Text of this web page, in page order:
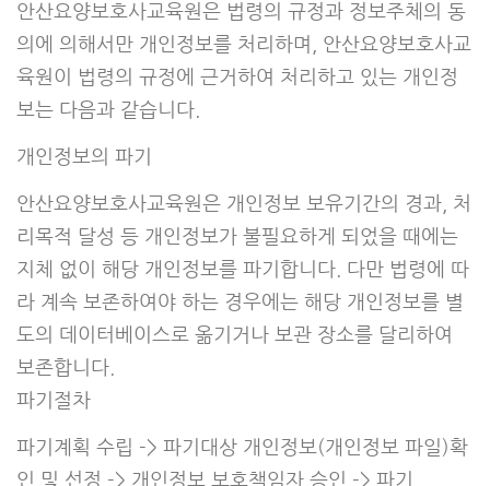
안산요양보호사교육원은 법령의 규정과 정보주체의 동
의에 의해서만 개인정보를 처리하며, 안산요양보호사교
육원이 법령의 규정에 근거하여 처리하고 있는 개인정
보는 다음과 같습니다.
개인정보의 파기
안산요양보호사교육원은 개인정보 보유기간의 경과, 처
리목적 달성 등 개인정보가 불필요하게 되었을 때에는
지체 없이 해당 개인정보를 파기합니다. 다만 법령에 따
라 계속 보존하여야 하는 경우에는 해당 개인정보를 별
도의 데이터베이스로 옮기거나 보관 장소를 달리하여
보존합니다.
파기절차
파기계획 수립 -> 파기대상 개인정보(개인정보 파일)확
인 및 선정 -> 개인정보 보호책임자 승인 -> 파기